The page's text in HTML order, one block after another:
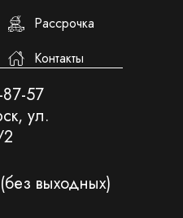
Рассрочка
Контакты
57
ул.
выходных)